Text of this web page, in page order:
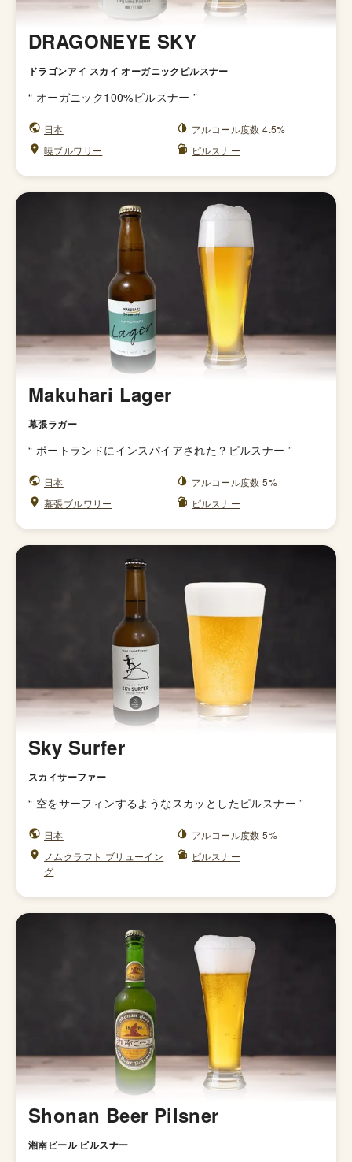
DRAGONEYE SKY
ドラゴンアイ スカイ オーガニックピルスナー
“ オーガニック100%ピルスナー ”
日本
アルコール度数 4.5%
暁ブルワリー
ピルスナー
Makuhari Lager
幕張ラガー
“ ポートランドにインスパイアされた？ピルスナー ”
日本
アルコール度数 5%
幕張ブルワリー
ピルスナー
Sky Surfer
スカイサーファー
“ 空をサーフィンするようなスカッとしたピルスナー ”
日本
アルコール度数 5%
ノムクラフト ブリューイン
グ
ピルスナー
Shonan Beer Pilsner
湘南ビール ピルスナー